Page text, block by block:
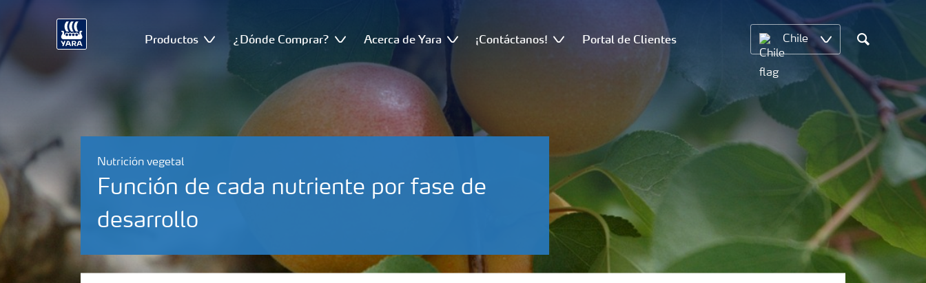
Productos ¿Dónde Comprar? Acerca de Yara ¡Contáctanos! Portal de Clientes Chile
Search
Nutrición vegetal
Función de cada nutriente por fase de
desarrollo
Fertilizantes con baja Huella de Carbono